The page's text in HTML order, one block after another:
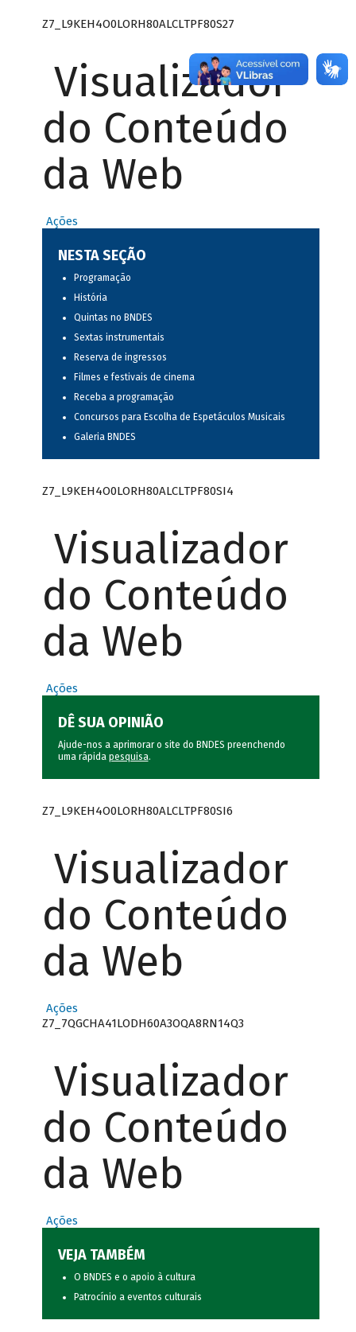
Z7_L9KEH4O0LORH80ALCLTPF80S27
Visualizador
do Conteúdo
da Web
Ações
NESTA SEÇÃO
Programação
História
Quintas no BNDES
Sextas instrumentais
Reserva de ingressos
Filmes e festivais de cinema
Receba a programação
Concursos para Escolha de Espetáculos Musicais
Galeria BNDES
Z7_L9KEH4O0LORH80ALCLTPF80SI4
Visualizador
do Conteúdo
da Web
Ações
DÊ SUA OPINIÃO
Ajude-nos a aprimorar o site do BNDES preenchendo
uma rápida pesquisa.
Z7_L9KEH4O0LORH80ALCLTPF80SI6
Visualizador
do Conteúdo
da Web
Ações
Z7_7QGCHA41LODH60A3OQA8RN14Q3
Visualizador
do Conteúdo
da Web
Ações
VEJA TAMBÉM
O BNDES e o apoio à cultura
Patrocínio a eventos culturais